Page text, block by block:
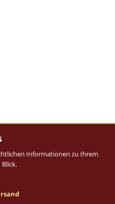
Informationen zu Ihrem